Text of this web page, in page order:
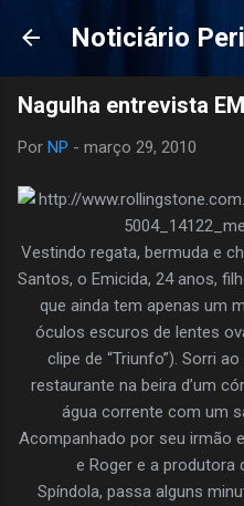
Pular
Noticiário
Nagulha entrevista
Por NP - março 29, 2010
Vestindo regata, bermuda e
Santos, o Emicida, 24 anos,
que ainda tem apenas um
óculos escuros de lentes
clipe de “Triunfo”). Sorri
restaurante na beira d’um
água corrente com um
Acompanhado por seu irmão
e Roger e a produtora
Spíndola, passa alguns